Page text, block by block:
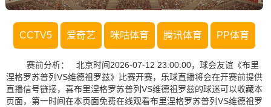
CCTV5 爱奇艺 咪咕体育 腾讯体育 PP体育
赛前分析： 北京时间2026-07-12 23:00:00，球会友谊《布里
涅格罗苏普列VS维德祖罗兹》比赛开赛，乐球直播将会在开赛前提供
直播信号链接，喜布里涅格罗苏普列VS维德祖罗兹的球迷可以收藏本
页面，第一时间在本页面免费在线观看布里涅格罗苏普列VS维德祖罗